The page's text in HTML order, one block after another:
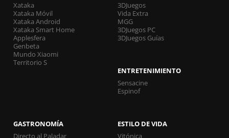
Xataka
Xataka Móvil
Xataka Android
Xataka Smart Home
Applesfera
Genbeta
Mundo Xiaomi
Territorio S
3DJuegos
Vida Extra
MGG
3DJuegos PC
3DJuegos Guías
ENTRETENIMIENTO
Sensacine
Espinof
GASTRONOMÍA
Directo al Paladar
ESTILO DE VIDA
Vitónica